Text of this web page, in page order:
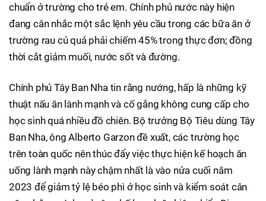
chuẩn ở trường cho trẻ em. Chính phủ nước này hiện
đang cân nhắc một sắc lệnh yêu cầu trong các bữa ăn ở
trường rau củ quả phải chiếm 45% trong thực đơn; đồng
thời cắt giảm muối, nước sốt và đường.
Chính phủ Tây Ban Nha tin rằng nướng, hấp là những kỹ
thuật nấu ăn lành mạnh và cố gắng không cung cấp cho
học sinh quá nhiều đồ chiên. Bộ trưởng Bộ Tiêu dùng Tây
Ban Nha, ông Alberto Garzon đề xuất, các trường học
trên toàn quốc nên thúc đẩy việc thực hiện kế hoạch ăn
uống lành mạnh này chậm nhất là vào nửa cuối năm
2023 để giảm tỷ lệ béo phì ở học sinh và kiểm soát cân